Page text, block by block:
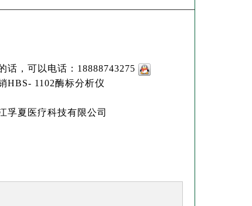
话，可以电话：18888743275
HBS- 1102酶标分析仪
孚夏医疗科技有限公司